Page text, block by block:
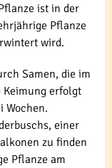
ist in der
Pflanze
wird.
Samen, die im
Keimung erfolgt
Wochen.
einer
zu finden
Pflanze am